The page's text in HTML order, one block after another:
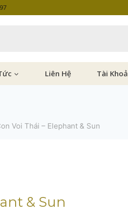
Liên Hệ Tài
Voi Thái – Elephant & Sun
& Sun